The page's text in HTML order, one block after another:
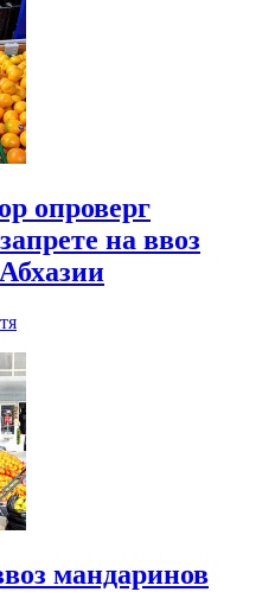
опроверг
на ввоз
мандаринов